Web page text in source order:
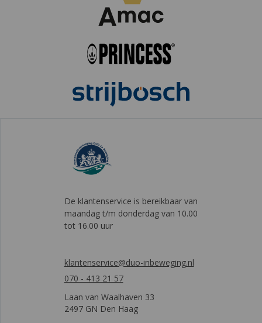
De klantenservice is bereikbaar van
maandag t/m donderdag van 10.00
tot 16.00 uur
klantenservice@duo-inbeweging.nl
070 - 413 21 57
Laan van Waalhaven 33
2497 GN Den Haag